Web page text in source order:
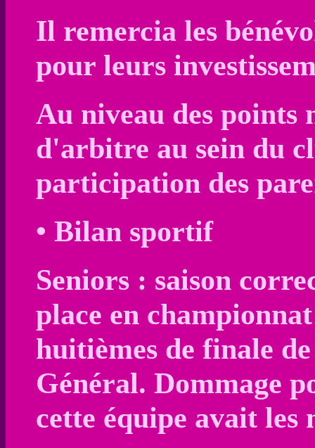
Il remercia les
pour leurs
Au niveau des points
d'arbitre au sein du
participation des
• Bilan sportif
Seniors : saison
place en
huitièmes de finale
Général. Dommage
cette équipe avait les